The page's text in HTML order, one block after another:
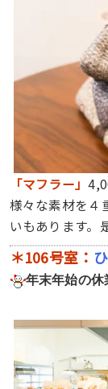
「マフラー」
様々な素材を４
いもあります。
＊106号室：
年末年始の